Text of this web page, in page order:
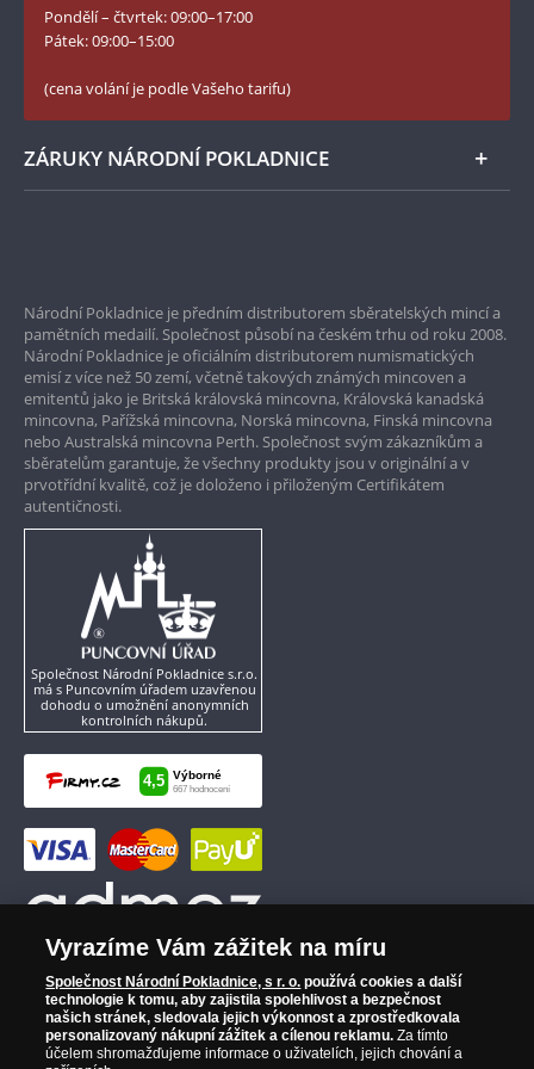
Numismatické novinky
Twitter Národní Pokladnice
LinkedIn Národní Pokladnice
Instagram Národní Pokladnice
Pondělí – čtvrtek: 09:00–17:00
Pátek: 09:00–15:00
(cena volání je podle Vašeho tarifu)
ZÁRUKY NÁRODNÍ POKLADNICE
Garance nejvyšší kvality
Pouze originální produkty
Národní Pokladnice je předním distributorem sběratelských mincí a
pamětních medailí. Společnost působí na českém trhu od roku 2008.
Národní Pokladnice je oficiálním distributorem numismatických
emisí z více než 50 zemí, včetně takových známých mincoven a
emitentů jako je Britská královská mincovna, Královská kanadská
mincovna, Pařížská mincovna, Norská mincovna, Finská mincovna
nebo Australská mincovna Perth. Společnost svým zákazníkům a
sběratelům garantuje, že všechny produkty jsou v originální a v
prvotřídní kvalitě, což je doloženo i přiloženým Certifikátem
autentičnosti.
Společnost Národní Pokladnice s.r.o.
má s Puncovním úřadem uzavřenou
dohodu o umožnění anonymních
kontrolních nákupů.
Vyrazíme Vám zážitek na míru
Společnost Národní Pokladnice, s r. o. používá cookies a další
technologie k tomu, aby zajistila spolehlivost a bezpečnost
našich stránek, sledovala jejich výkonnost a zprostředkovala
personalizovaný nákupní zážitek a cílenou reklamu. Za tímto
účelem shromažďujeme informace o uživatelích, jejich chování a